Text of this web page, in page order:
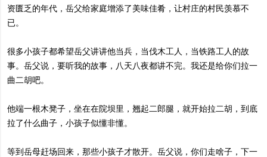
资匮乏的年代，岳父给家庭增添了美味佳肴，让村庄的村民羡慕不
已。
很多小孩子都希望岳父讲讲他当兵，当伐木工人，当铁路工人的故
事。岳父说，要听我的故事，八天八夜都讲不完。我还是给你们拉一
曲二胡吧。
他端一根木凳子，坐在在院坝里，翘起二郎腿，就开始拉二胡，到底
拉了什么曲子，小孩子似懂非懂。
等到岳母赶场回来，那些小孩子才散开。岳父说，你们走啥子，下一